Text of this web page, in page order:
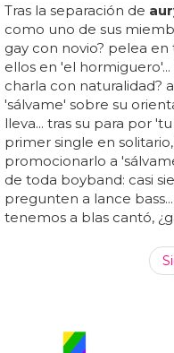
Tras la separación de
como uno de sus
gay con novio? pelea
ellos en 'el
charla con naturalidad?
'sálvame' sobre su
lleva... tras su para por
primer single en
promocionarlo a
de toda boyband: casi
pregunten a lance
tenemos a blas cantó,